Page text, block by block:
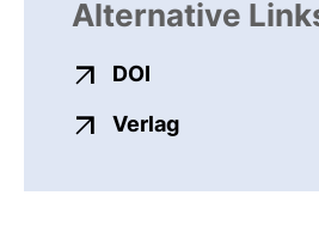
Alternative
DOI
Verlagexterner